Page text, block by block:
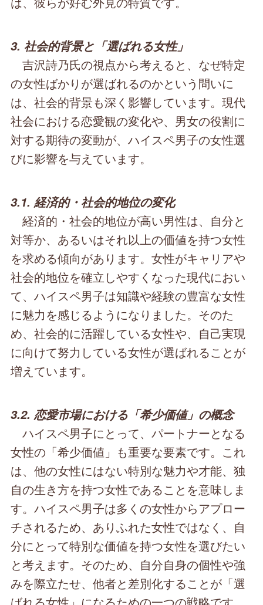
3. 社会的背景と「選ばれる女性」
吉沢詩乃氏の視点から考えると、なぜ特定
の女性ばかりが選ばれるのかという問いに
は、社会的背景も深く影響しています。現代
社会における恋愛観の変化や、男女の役割に
対する期待の変動が、ハイスペ男子の女性選
びに影響を与えています。
3.1. 経済的・社会的地位の変化
経済的・社会的地位が高い男性は、自分と
対等か、あるいはそれ以上の価値を持つ女性
を求める傾向があります。女性がキャリアや
社会的地位を確立しやすくなった現代におい
て、ハイスペ男子は知識や経験の豊富な女性
に魅力を感じるようになりました。そのた
め、社会的に活躍している女性や、自己実現
に向けて努力している女性が選ばれることが
増えています。
3.2. 恋愛市場における「希少価値」の概念
ハイスペ男子にとって、パートナーとなる
女性の「希少価値」も重要な要素です。これ
は、他の女性にはない特別な魅力や才能、独
自の生き方を持つ女性であることを意味しま
す。ハイスペ男子は多くの女性からアプロー
チされるため、ありふれた女性ではなく、自
分にとって特別な価値を持つ女性を選びたい
と考えます。そのため、自分自身の個性や強
みを際立たせ、他者と差別化することが「選
ばれる女性」になるための一つの戦略です。